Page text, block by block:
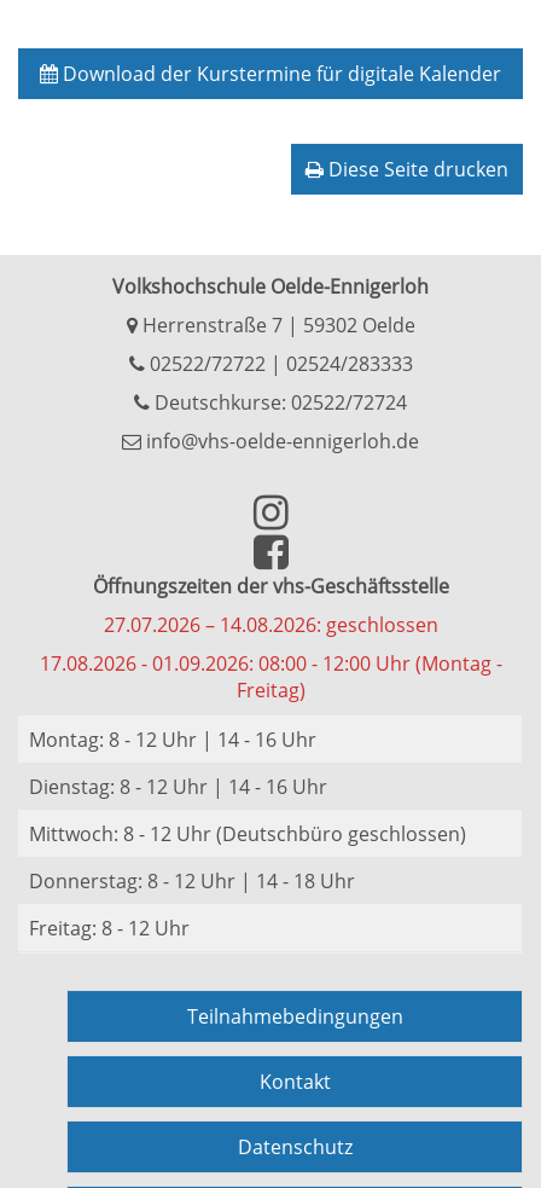
Download der Kurstermine für digitale Kalender
Diese Seite drucken
Volkshochschule Oelde-Ennigerloh
Herrenstraße 7 | 59302 Oelde
02522/72722| 02524/283333
Deutschkurse: 02522/72724
info@vhs-oelde-ennigerloh.de
Öffnungszeiten der vhs-Geschäftsstelle
27.07.2026 – 14.08.2026: geschlossen
17.08.2026 - 01.09.2026: 08:00 - 12:00 Uhr (Montag -
Freitag)
Montag: 8 - 12 Uhr | 14 - 16 Uhr
Dienstag: 8 - 12 Uhr | 14 - 16 Uhr
Mittwoch: 8 - 12 Uhr (Deutschbüro geschlossen)
Donnerstag: 8 - 12 Uhr | 14 - 18 Uhr
Freitag: 8 - 12 Uhr
Teilnahmebedingungen
Kontakt
Datenschutz